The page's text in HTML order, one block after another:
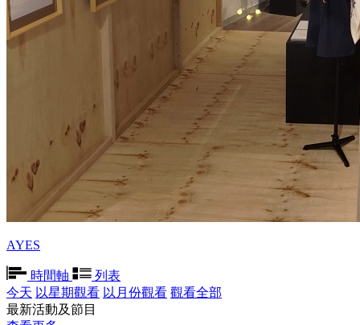
AYES
時間軸
列表
今天 以星期觀看 以月份觀看 觀看全部
最新活動及節目